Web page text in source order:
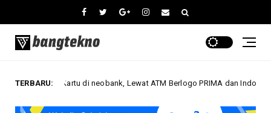
TERBARU:
Kartu di neobank, Lewat ATM Berlogo PRIMA dan Indomaret